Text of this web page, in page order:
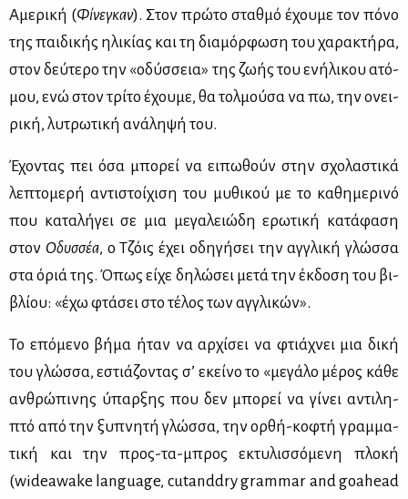
Αμε­ρι­κή (Φί­νε­γκαν). Στον πρώ­το σταθ­μό έχου­με τον πό­νο
της παι­δι­κής ηλι­κί­ας και τη δια­μόρ­φω­ση του χα­ρα­κτή­ρα,
στον δεύ­τε­ρο την «οδύσ­σεια» της ζω­ής του ενή­λι­κου ατό­
μου, ενώ στον τρί­το έχου­με, θα τολ­μού­σα να πω, την ονει­
ρι­κή, λυ­τρω­τι­κή ανά­λη­ψή του.
Έχο­ντας πει όσα μπο­ρεί να ει­πω­θούν στην σχο­λα­στι­κά
λε­πτο­με­ρή αντι­στοί­χι­ση του μυ­θι­κού με το κα­θη­με­ρι­νό
που κα­τα­λή­γει σε μια με­γα­λειώ­δη ερω­τι­κή κα­τά­φα­ση
στον Οδυσ­σέα, ο Τζόις έχει οδη­γή­σει την αγ­γλι­κή γλώσ­σα
στα όριά της. Όπως εί­χε δη­λώ­σει με­τά την έκ­δο­ση του βι­
βλί­ου: «έχω φτά­σει στο τέ­λος των αγ­γλι­κών».
Το επό­με­νο βή­μα ήταν να αρ­χί­σει να φτιά­χνει μια δι­κή
του γλώσ­σα, εστιά­ζο­ντας σ’ εκεί­νο το «με­γά­λο μέ­ρος κά­θε
αν­θρώ­πι­νης ύπαρ­ξης που δεν μπο­ρεί να γί­νει αντι­λη­
πτό από την ξυ­πνη­τή γλώσ­σα, την ορ­θή-κο­φτή γραμ­μα­
τι­κή και την προς-τα-μπρος εκτυ­λισ­σό­με­νη πλο­κή
(wideawake language, cutanddry grammar and goahead